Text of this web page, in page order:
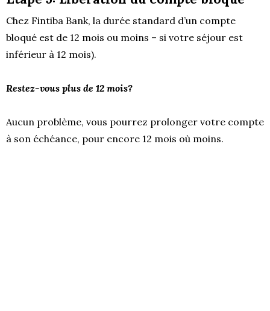
Chez Fintiba Bank, la durée standard d’un compte
bloqué est de 12 mois ou moins – si votre séjour est
inférieur à 12 mois).
Restez-vous plus de 12 mois?
Aucun problème, vous pourrez prolonger votre compte
à son échéance, pour encore 12 mois où moins.